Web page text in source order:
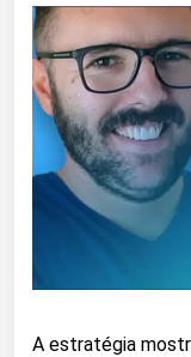
A estratégia